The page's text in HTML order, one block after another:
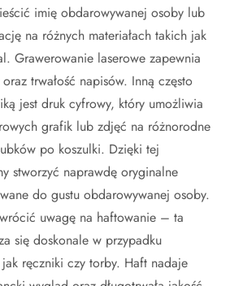
imię obdarowywanej osoby lub
na różnych materiałach takich jak
Grawerowanie laserowe zapewnia
trwałość napisów. Inną często
jest druk cyfrowy, który umożliwia
grafik lub zdjęć na różnorodne
po koszulki. Dzięki tej
stworzyć naprawdę oryginalne
do gustu obdarowywanej osoby.
uwagę na haftowanie – ta
się doskonale w przypadku
ręczniki czy torby. Haft nadaje